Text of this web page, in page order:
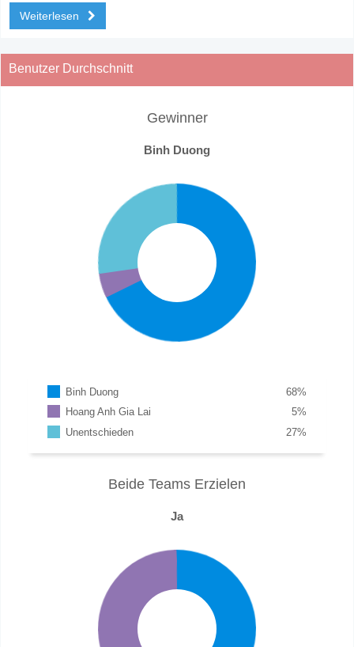
Weiterlesen
Benutzer Durchschnitt
Gewinner
Binh Duong
Binh Duong %
68
Hoang Anh Gia Lai
%
5
Unentschieden
%
27
Beide Teams Erzielen
Ja